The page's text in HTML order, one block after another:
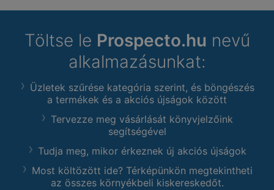
Töltse le Prospecto.hu nevű
alkalmazásunkat:
Üzletek szűrése kategória szerint, és böngészés
a termékek és a akciós újságok között
Tervezze meg vásárlását könyvjelzőink
segítségével
Tudja meg, mikor érkeznek új akciós újságok
Most költözött ide? Térképünkön megtekintheti
az összes környékbeli kiskereskedőt.